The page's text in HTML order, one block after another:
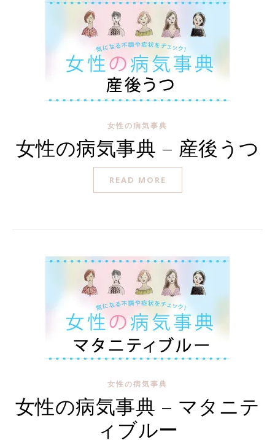
女性の病気事典
女性の病気事典 – 産後うつ
READ MORE
女性の病気事典
女性の病気事典 – マタニテ
ィブルー